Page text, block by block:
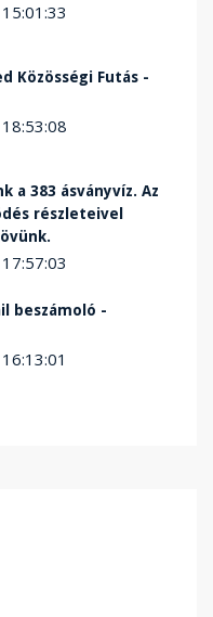
Közösségi Futás -
a 383 ásványvíz. Az
részleteivel
beszámoló -